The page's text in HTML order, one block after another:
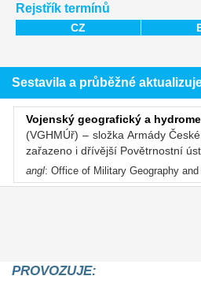
Rejstřík termínů
CZ
Sestavila a průběžné
Vojenský geografický a
(VGHMÚř) – složka Armády
zařazeno i dřívější Povětrnostní
angl: Office of Military Geography
PROVOZUJE: